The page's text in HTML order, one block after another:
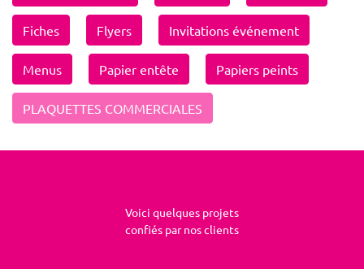
Fiches Flyers Invitations événement
Menus Papier entête Papiers peints
PLAQUETTES COMMERCIALES
Voici quelques projets
confiés par nos clients